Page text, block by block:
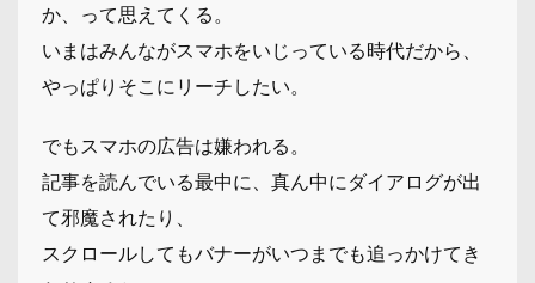
か、って思えてくる。
いまはみんながスマホをいじっている時代だから、
やっぱりそこにリーチしたい。
でもスマホの広告は嫌われる。
記事を読んでいる最中に、真ん中にダイアログが出
て邪魔されたり、
スクロールしてもバナーがいつまでも追っかけてき